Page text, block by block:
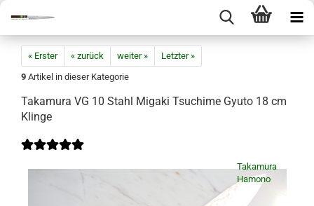
« Erster « zurück weiter »
Letzter »
9 Artikel in dieser Kategorie
Takamura VG 10 Stahl Migaki Tsuchime Gyuto 18 cm
Klinge
Takamura
Hamono